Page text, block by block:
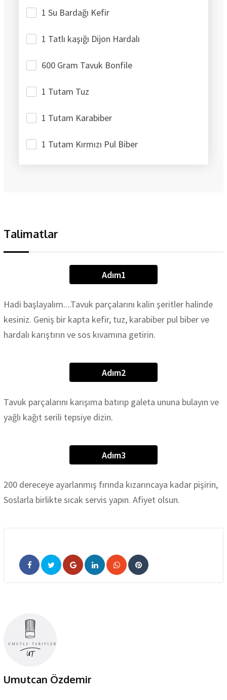
1 Su Bardağı Kefir
1 Tatlı kaşığı Dijon Hardalı
600 Gram Tavuk Bonfile
1 Tutam Tuz
1 Tutam Karabiber
1 Tutam Kırmızı Pul Biber
Talimatlar
Adım1
Hadi başlayalım....Tavuk parçalarını kalin şeritler halinde
kesiniz. Geniş bir kapta kefir, tuz, karabiber pul biber ve
hardalı karıştırın ve sos kıvamına getirin.
Adım2
Tavuk parçalarını karışıma batırıp galeta ununa bulayın ve
yağlı kağıt serili tepsiye dizin.
Adım3
200 dereceye ayarlanmış fırında kızarıncaya kadar pişirin,
Soslarla birlikte sıcak servis yapın. Afiyet olsun.
Google+LinkedInWhatsappPinterest
Umutcan Özdemir